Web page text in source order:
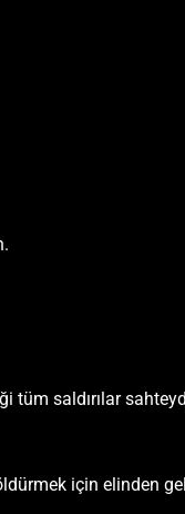
tüm saldırılar
için elinden